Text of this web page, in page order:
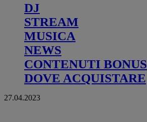
DJ
STREAM
MUSICA
NEWS
CONTENUTI BONUS
DOVE ACQUISTARE
27.04.2023